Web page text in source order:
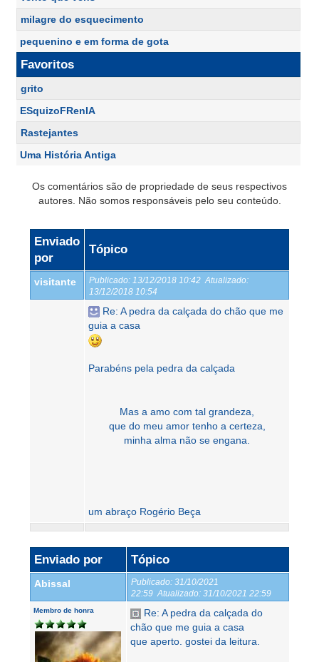
milagre do esquecimento
pequenino e em forma de gota
Favoritos
grito
ESquizoFRenIA
Rastejantes
Uma História Antiga
Os comentários são de propriedade de seus respectivos
autores. Não somos responsáveis pelo seu conteúdo.
Enviado
por
Tópico
visitante Publicado: 13/12/2018 10:42 Atualizado:
13/12/2018 10:54
Re: A pedra da calçada do chão que me
guia a casa
Parabéns pela pedra da calçada
Mas a amo com tal grandeza,
que do meu amor tenho a certeza,
minha alma não se engana.
um abraço Rogério Beça
Enviado por Tópico
Abissal Publicado: 31/10/2021
22:59 Atualizado: 31/10/2021 22:59
Membro de honra
Re: A pedra da calçada do
chão que me guia a casa
que aperto. gostei da leitura.